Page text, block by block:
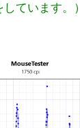
ています。）